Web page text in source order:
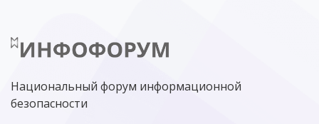
МИНЦИФРЫ РОССИИ NGFW
Национальный форум информационной
безопасности